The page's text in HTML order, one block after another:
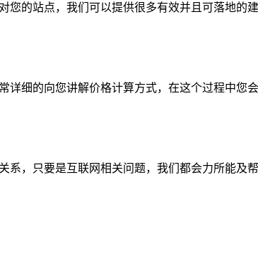
您的站点，我们可以提供很多有效并且可落地的
详细的向您讲解价格计算方式，在这个过程中您
系，只要是互联网相关问题，我们都会力所能及